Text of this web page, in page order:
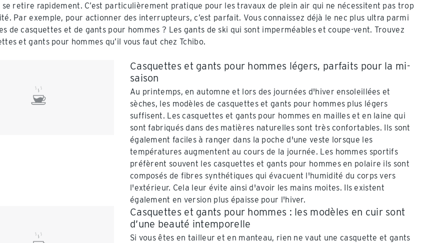
retire rapidement. C’est particulièrement pratique pour les travaux de plein air qui ne nécessitent pas trop
Par exemple, pour actionner des interrupteurs, c’est parfait. Vous connaissez déjà le nec plus ultra parmi
de casquettes et de gants pour hommes ? Les gants de ski qui sont imperméables et coupe-vent. Trouvez
et gants pour hommes qu’il vous faut chez Tchibo.
Casquettes et gants pour hommes légers, parfaits pour la mi-
saison
Au printemps, en automne et lors des journées d'hiver ensoleillées et
sèches, les modèles de casquettes et gants pour hommes plus légers
suffisent. Les casquettes et gants pour hommes en mailles et en laine qui
sont fabriqués dans des matières naturelles sont très confortables. Ils sont
également faciles à ranger dans la poche d'une veste lorsque les
températures augmentent au cours de la journée. Les hommes sportifs
préfèrent souvent les casquettes et gants pour hommes en polaire ils sont
composés de fibres synthétiques qui évacuent l'humidité du corps vers
l'extérieur. Cela leur évite ainsi d'avoir les mains moites. Ils existent
également en version plus épaisse pour l'hiver.
Casquettes et gants pour hommes : les modèles en cuir sont
d’une beauté intemporelle
Si vous êtes en tailleur et en manteau, rien ne vaut une casquette et gants